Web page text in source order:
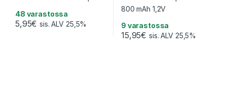
48 varastossa
5,95€ sis. ALV 25,5% 9 varastossa
15,95€ sis. ALV 25,5%